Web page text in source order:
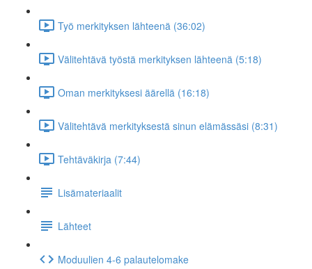
Työ merkityksen lähteenä (36:02)
Välitehtävä työstä merkityksen lähteenä (5:18)
Oman merkityksesi äärellä (16:18)
Välitehtävä merkityksestä sinun elämässäsi (8:31)
Tehtäväkirja (7:44)
Lisämateriaalit
Lähteet
Moduulien 4-6 palautelomake